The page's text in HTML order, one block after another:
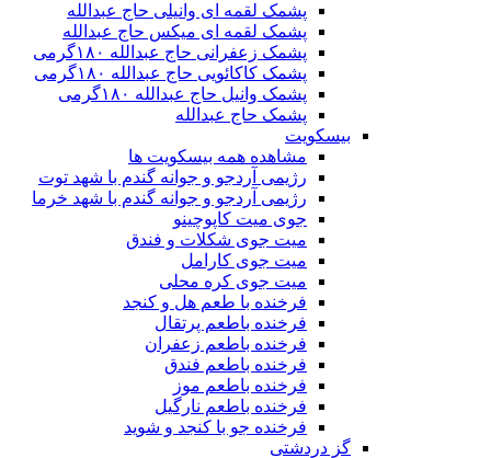
پشمک لقمه ای وانیلی حاج عبدالله
پشمک لقمه ای میکس حاج عبدالله
پشمک زعفرانی حاج عبدالله ۱۸۰گرمی
پشمک کاکائویی حاج عبدالله ۱۸۰گرمی
پشمک وانیل حاج عبدالله ۱۸۰گرمی
پشمک حاج عبدالله
بیسکویت
مشاهده همه بیسکویت ها
رژیمی آردجو و جوانه گندم با شهد توت
رژیمی آردجو و جوانه گندم با شهد خرما
جوی میت کاپوچینو
میت جوی شکلات و فندق
میت جوی کارامل
میت جوی کره محلی
فرخنده با طعم هل و کنجد
فرخنده باطعم پرتقال
فرخنده باطعم زعفران
فرخنده باطعم فندق
فرخنده باطعم موز
فرخنده باطعم نارگیل
فرخنده جو با کنجد و شوید
گز دردشتی